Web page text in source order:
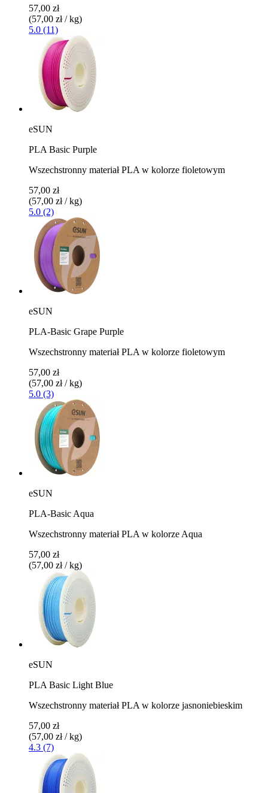
57,00 zł
(57,00 zł / kg)
5.0 (11)
eSUN
PLA Basic Purple
Wszechstronny materiał PLA w kolorze fioletowym
57,00 zł
(57,00 zł / kg)
5.0 (2)
eSUN
PLA-Basic Grape Purple
Wszechstronny materiał PLA w kolorze fioletowym
57,00 zł
(57,00 zł / kg)
5.0 (3)
eSUN
PLA-Basic Aqua
Wszechstronny materiał PLA w kolorze Aqua
57,00 zł
(57,00 zł / kg)
eSUN
PLA Basic Light Blue
Wszechstronny materiał PLA w kolorze jasnoniebieskim
57,00 zł
(57,00 zł / kg)
4.3 (7)